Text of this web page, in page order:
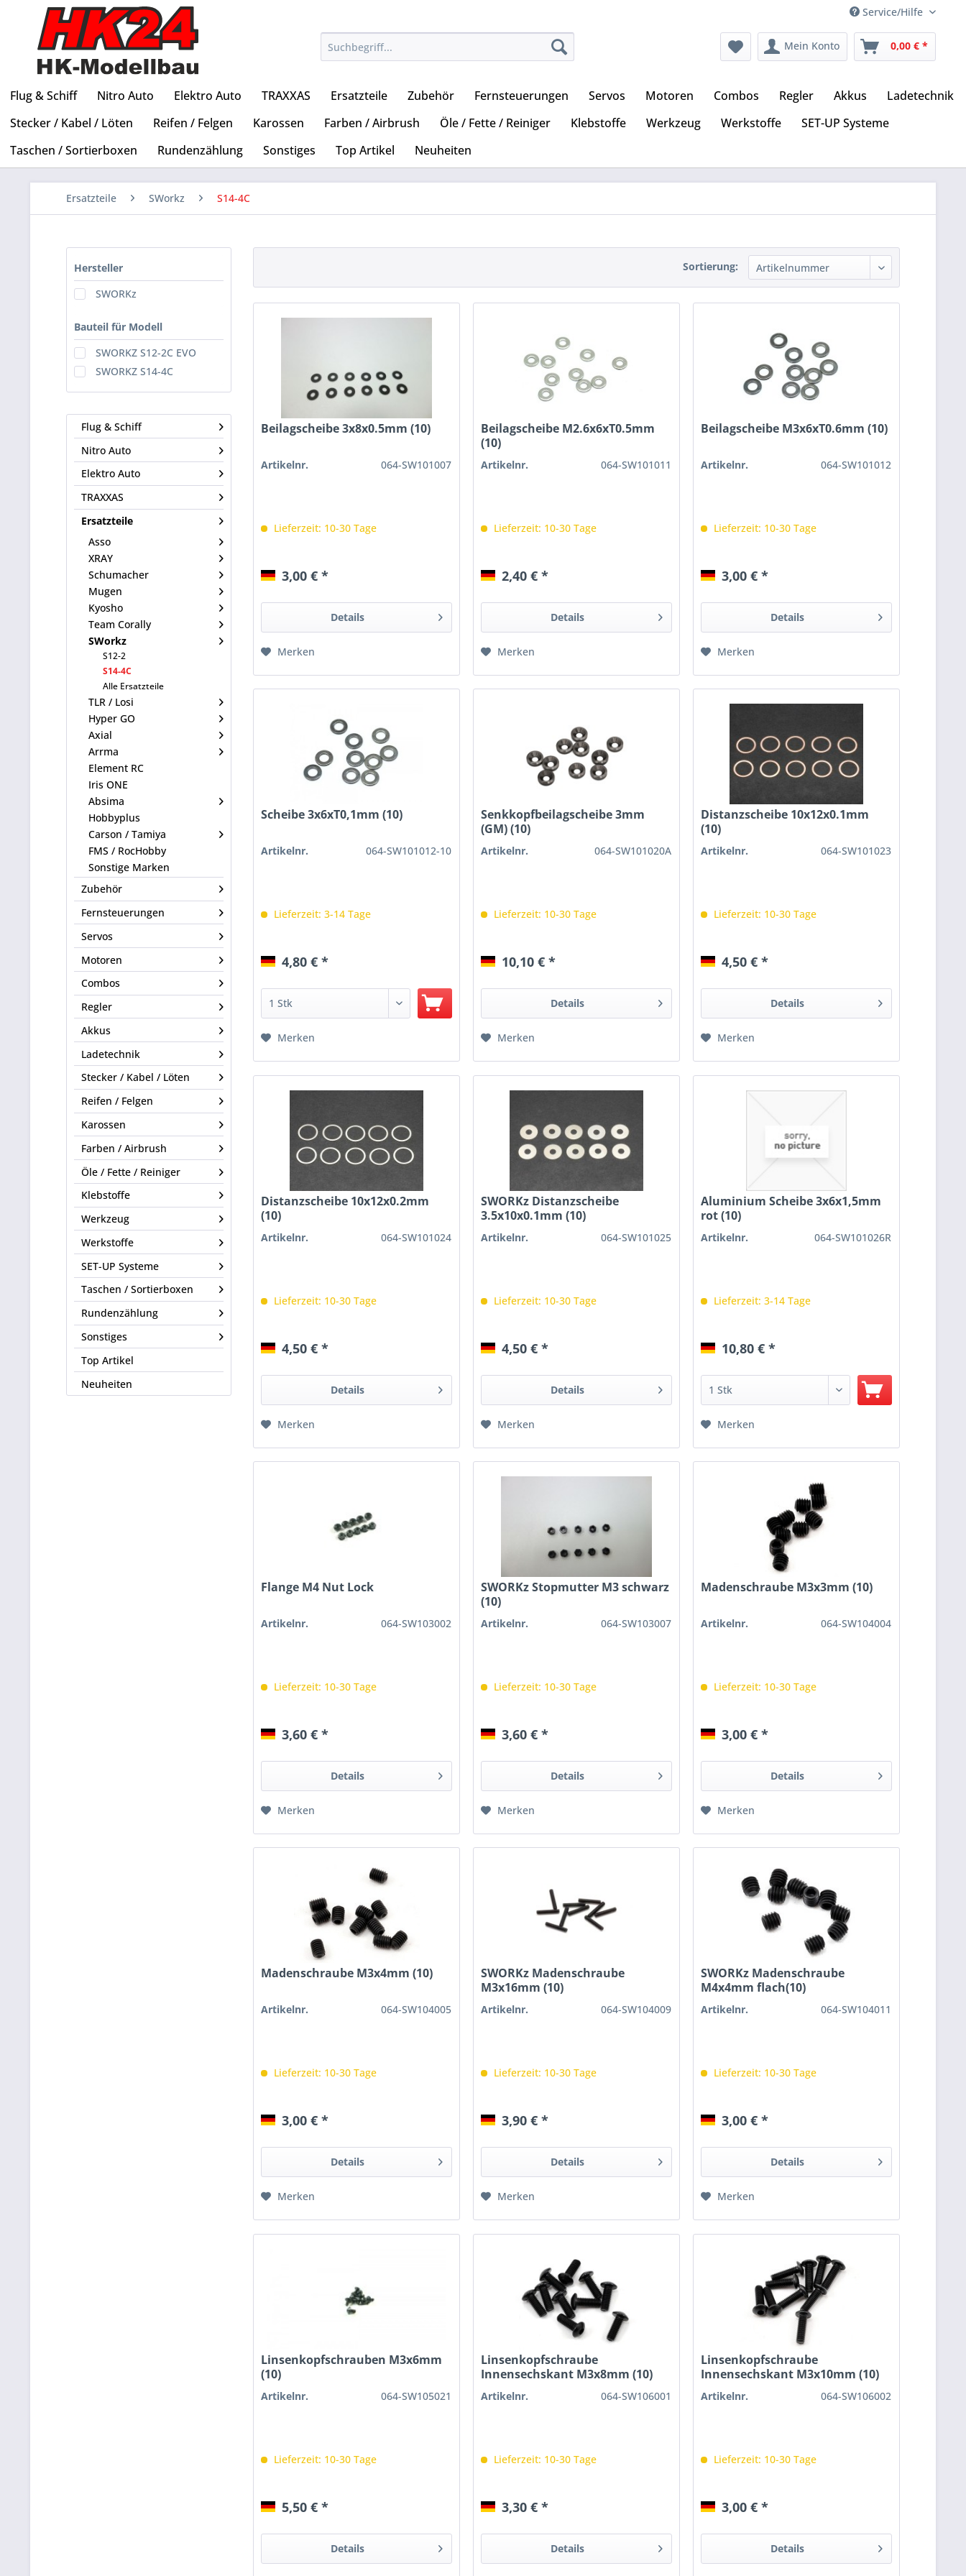
Service/Hilfe
Mein Konto 0,00 € *
Flug & Schiff Nitro Auto Elektro Auto TRAXXAS Ersatzteile Zubehör Fernsteuerungen Servos Motoren Combos Regler Akkus
Ladetechnik
Stecker / Kabel / Löten
Reifen / Felgen Karossen Farben / Airbrush Öle / Fette / Reiniger Klebstoffe Werkzeug Werkstoffe
SET-UP Systeme
Taschen / Sortierboxen
Rundenzählung Sonstiges Top Artikel Neuheiten
Ersatzteile SWorkz S14-4C
Hersteller
SWORKz
Bauteil für Modell
SWORKZ S12-2C EVO
SWORKZ S14-4C
Flug & Schiff
Nitro Auto
Elektro Auto
TRAXXAS
Ersatzteile
Asso
XRAY
Schumacher
Mugen
Kyosho
Team Corally
SWorkz
S12-2
S14-4C
Alle Ersatzteile
TLR / Losi
Hyper GO
Axial
Arrma
Element RC
Iris ONE
Absima
Hobbyplus
Carson / Tamiya
FMS / RocHobby
Sonstige Marken
Zubehör
Fernsteuerungen
Servos
Motoren
Combos
Regler
Akkus
Ladetechnik
Stecker / Kabel / Löten
Reifen / Felgen
Karossen
Farben / Airbrush
Öle / Fette / Reiniger
Klebstoffe
Werkzeug
Werkstoffe
SET-UP Systeme
Taschen / Sortierboxen
Rundenzählung
Sonstiges
Top Artikel
Neuheiten
Sortierung:
Beilagscheibe 3x8x0.5mm (10)
Artikelnr. 064-SW101007
Lieferzeit: 10-30 Tage
3,00 € *
Details
Merken
Beilagscheibe M2.6x6xT0.5mm
(10)
Artikelnr. 064-SW101011
Lieferzeit: 10-30 Tage
2,40 € *
Details
Merken
Beilagscheibe M3x6xT0.6mm (10)
Artikelnr. 064-SW101012
Lieferzeit: 10-30 Tage
3,00 € *
Details
Merken
Scheibe 3x6xT0,1mm (10)
Artikelnr. 064-SW101012-10
Lieferzeit: 3-14 Tage
4,80 € *
Merken
Senkkopfbeilagscheibe 3mm
(GM) (10)
Artikelnr. 064-SW101020A
Lieferzeit: 10-30 Tage
10,10 € *
Details
Merken
Distanzscheibe 10x12x0.1mm
(10)
Artikelnr. 064-SW101023
Lieferzeit: 10-30 Tage
4,50 € *
Details
Merken
Distanzscheibe 10x12x0.2mm
(10)
Artikelnr. 064-SW101024
Lieferzeit: 10-30 Tage
4,50 € *
Details
Merken
SWORKz Distanzscheibe
3.5x10x0.1mm (10)
Artikelnr. 064-SW101025
Lieferzeit: 10-30 Tage
4,50 € *
Details
Merken
Aluminium Scheibe 3x6x1,5mm
rot (10)
Artikelnr. 064-SW101026R
Lieferzeit: 3-14 Tage
10,80 € *
Merken
Flange M4 Nut Lock
Artikelnr. 064-SW103002
Lieferzeit: 10-30 Tage
3,60 € *
Details
Merken
SWORKz Stopmutter M3 schwarz
(10)
Artikelnr. 064-SW103007
Lieferzeit: 10-30 Tage
3,60 € *
Details
Merken
Madenschraube M3x3mm (10)
Artikelnr. 064-SW104004
Lieferzeit: 10-30 Tage
3,00 € *
Details
Merken
Madenschraube M3x4mm (10)
Artikelnr. 064-SW104005
Lieferzeit: 10-30 Tage
3,00 € *
Details
Merken
SWORKz Madenschraube
M3x16mm (10)
Artikelnr. 064-SW104009
Lieferzeit: 10-30 Tage
3,90 € *
Details
Merken
SWORKz Madenschraube
M4x4mm flach(10)
Artikelnr. 064-SW104011
Lieferzeit: 10-30 Tage
3,00 € *
Details
Merken
Linsenkopfschrauben M3x6mm
(10)
Artikelnr. 064-SW105021
Lieferzeit: 10-30 Tage
5,50 € *
Details
Linsenkopfschraube
Innensechskant M3x8mm (10)
Artikelnr. 064-SW106001
Lieferzeit: 10-30 Tage
3,30 € *
Details
Linsenkopfschraube
Innensechskant M3x10mm (10)
Artikelnr. 064-SW106002
Lieferzeit: 10-30 Tage
3,00 € *
Details